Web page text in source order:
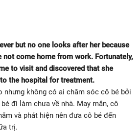
but no one looks after her because
not come home from work. Fortunately,
to visit and discovered that she
the hospital for treatment.
nhưng không có ai chăm sóc cô bé bởi
đi làm chưa về nhà. May mắn, cô
và phát hiện nên đưa cô bé đến
trị.